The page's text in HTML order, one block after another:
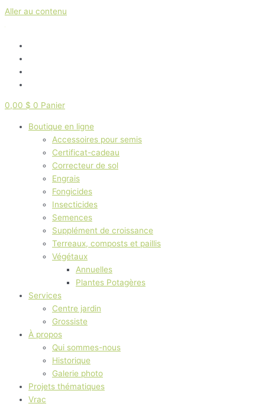
Aller au contenu
0,00 $ 0 Panier
Boutique en ligne
Accessoires pour semis
Certificat-cadeau
Correcteur de sol
Engrais
Fongicides
Insecticides
Semences
Supplément de croissance
Terreaux, composts et paillis
Végétaux
Annuelles
Plantes Potagères
Services
Centre jardin
Grossiste
À propos
Qui sommes-nous
Historique
Galerie photo
Projets thématiques
Vrac